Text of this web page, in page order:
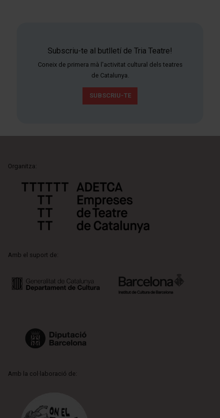
Subscriu-te al butlletí de Tria Teatre!
Coneix de primera mà l'activitat cultural dels teatres
de Catalunya.
SUBSCRIU-TE
Organitza:
Amb el suport de:
Amb la col·laboració de: